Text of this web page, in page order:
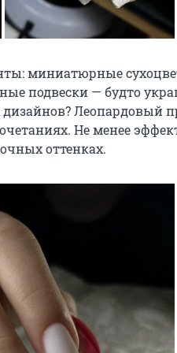
миниатюрные
подвески — будто
дизайнов? Леопардовый
Не менее
оттенках.